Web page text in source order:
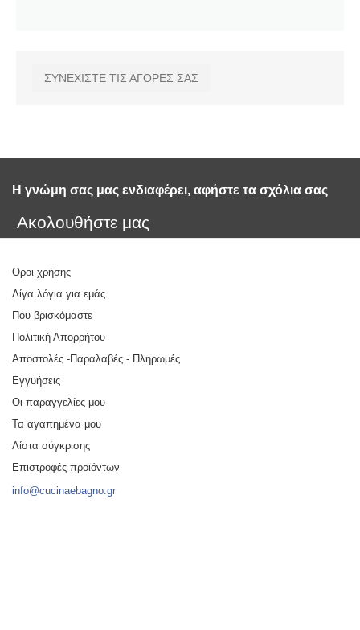
ΣΥΝΕΧΙΣΤΕ ΤΙΣ ΑΓΟΡΕΣ ΣΑΣ
Η γνώμη σας μας ενδιαφέρει, αφήστε τα σχόλια σας
Ακολουθήστε μας
Οροι χρήσης
Λίγα λόγια για εμάς
Που βρισκόμαστε
Πολιτική Απορρήτου
Αποστολές -Παραλαβές - Πληρωμές
Εγγυήσεις
Οι παραγγελίες μου
Τα αγαπημένα μου
Λίστα σύγκρισης
Επιστροφές προϊόντων
info@cucinaebagno.gr